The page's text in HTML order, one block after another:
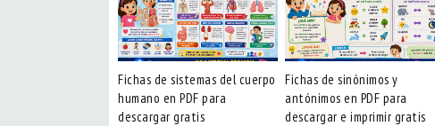
Fichas de sistemas del cuerpo
humano en PDF para
descargar gratis
Fichas de sinónimos y
antónimos en PDF para
descargar e imprimir gratis